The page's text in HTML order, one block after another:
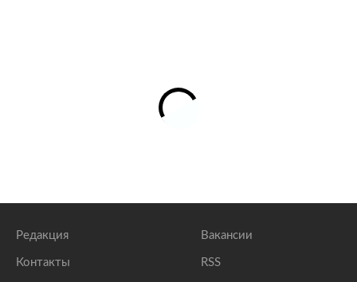
Редакция
Контакты
Вакансии
RSS